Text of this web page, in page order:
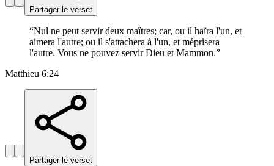
Partager le verset
“Nul ne peut servir deux maîtres; car, ou il haïra l'un, et
aimera l'autre; ou il s'attachera à l'un, et méprisera
l'autre. Vous ne pouvez servir Dieu et Mammon.”
Matthieu 6:24
Partager le verset